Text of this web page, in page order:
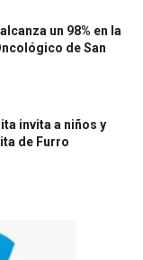
un 98% en la
de San
invita a niños y
de Furro